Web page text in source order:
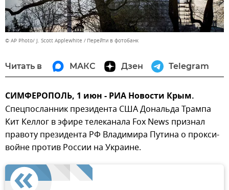
© AP Photo/ J. Scott Applewhite Перейти в фотобанк
Читать в МАКС Дзен Telegram
СИМФЕРОПОЛЬ, 1 июн - РИА Новости Крым.
Спецпосланник президента США Дональда Трампа
Кит Келлог в эфире телеканала Fox News признал
правоту президента РФ Владимира Путина о прокси-
войне против России на Украине.